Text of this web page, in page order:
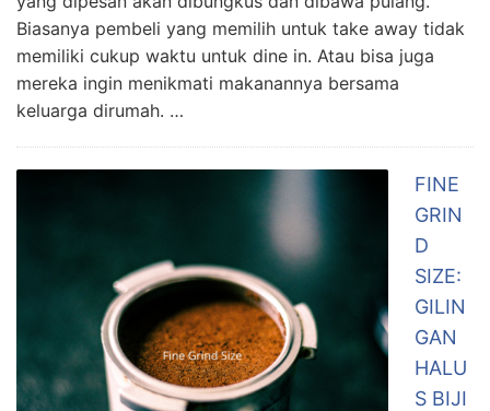
Biasanya pembeli yang memilih untuk take away tidak
memiliki cukup waktu untuk dine in. Atau bisa juga
mereka ingin menikmati makanannya bersama
keluarga dirumah. …
FINE
GRIN
D
SIZE:
GILIN
GAN
HALU
S BIJI